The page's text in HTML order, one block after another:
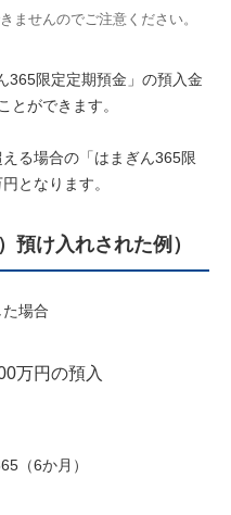
ませんのでご注意ください。
365限定定期預金」の預入金
とができます。
る場合の「はまぎん365限
となります。
預け入れされた例）
場合
万円の預入
（6か月）